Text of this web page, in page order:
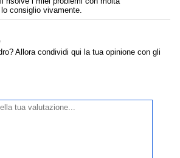
consiglio vivamente.
Allora condividi qui la tua opinione con gli